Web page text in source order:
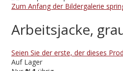
Zum Anfang der Bildergalerie
Arbeitsjacke,
Seien Sie der erste, der dieses
Auf Lager